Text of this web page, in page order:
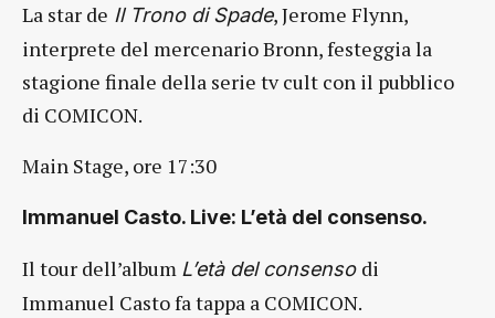
La star de Il Trono di Spade, Jerome Flynn,
interprete del mercenario Bronn, festeggia la
stagione finale della serie tv cult con il pubblico
di COMICON.
Main Stage, ore 17:30
Immanuel Casto. Live: L’età del consenso.
Il tour dell’album L’età del consenso di
Immanuel Casto fa tappa a COMICON.